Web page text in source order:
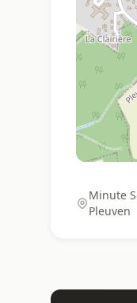
Minute
Pleuven